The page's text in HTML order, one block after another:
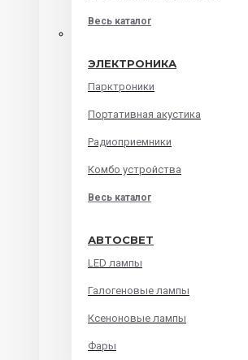
Весь каталог
ЭЛЕКТРОНИКА
Парктроники
Портативная акустика
Радиоприемники
Комбо устройства
Весь каталог
АВТОСВЕТ
LED лампы
Галогеновые лампы
Ксеноновые лампы
Фары
Штатные головные устройства
Audi
BMW
Chevrolet
Lada
Mazda
Mitsubishi